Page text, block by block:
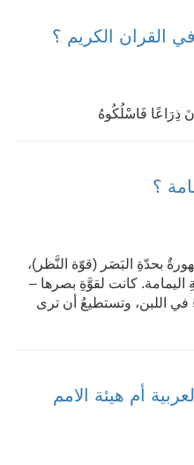
القران الكريم ؟
ذِرَاعًا فَاسْلُكُوهُ
؟
بحدّةِ البَصَر (قوّة النَّظر)،
كانت لقوَّةِ بصرها –
في اللبن، وتستطيعُ أن ترى
أم هيئة الامم